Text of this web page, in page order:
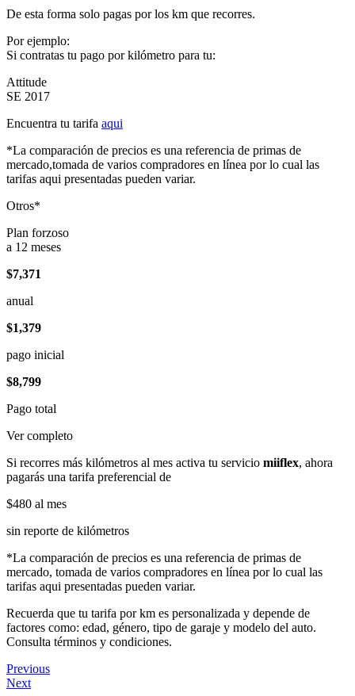
De esta forma solo pagas por los km que recorres.
Por ejemplo:
Si contratas tu pago por kilómetro para tu:
Attitude
SE 2017
Encuentra tu tarifa aqui
*La comparación de precios es una referencia de primas de
mercado,tomada de varios compradores en línea por lo cual las
tarifas aqui presentadas pueden variar.
Otros*
Plan forzoso
a 12 meses
$7,371
anual
$1,379
pago inicial
$8,799
Pago total
Ver completo
Si recorres más kilómetros al mes activa tu servicio miiflex, ahora
pagarás una tarifa preferencial de
$480 al mes
sin reporte de kilómetros
*La comparación de precios es una referencia de primas de
mercado, tomada de varios compradores en línea por lo cual las
tarifas aqui presentadas pueden variar.
Recuerda que tu tarifa por km es personalizada y depende de
factores como: edad, género, tipo de garaje y modelo del auto.
Consulta términos y condiciones.
Previous
Next